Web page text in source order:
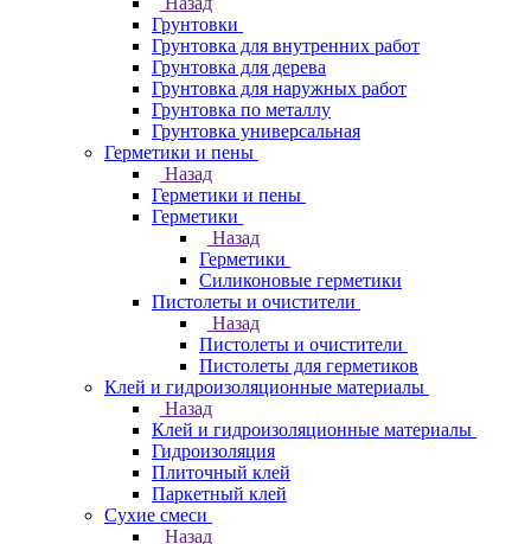
Грунтовки
Грунтовка для внутренних работ
Грунтовка для дерева
Грунтовка для наружных работ
Грунтовка по металлу
Грунтовка универсальная
Герметики и пены
Назад
Герметики и пены
Герметики
Назад
Герметики
Силиконовые герметики
Пистолеты и очистители
Назад
Пистолеты и очистители
Пистолеты для герметиков
Клей и гидроизоляционные материалы
Назад
Клей и гидроизоляционные материалы
Гидроизоляция
Плиточный клей
Паркетный клей
Сухие смеси
Назад